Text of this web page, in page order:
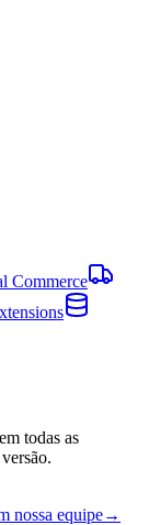
Commerce
todas as
nossa equipe→